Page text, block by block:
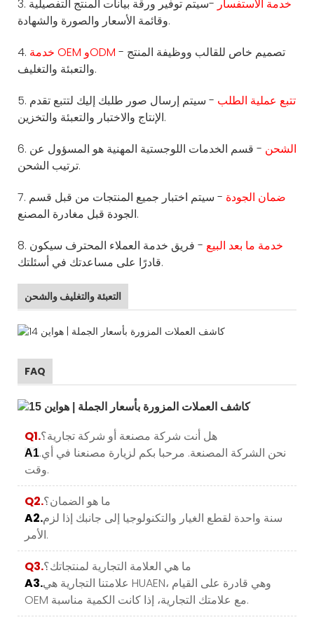
3. خدمة الاستفسار -سيتم توفير ورقة بيانات المنتج التفصيلية
وقائمة الأسعار والصورة والشهادة.
4.
خدمة OEM وODM - تصميم خاص للقالب ووظيفة المنتج
والتعبئة والتغليف.
5.
تتبع عملية الطلب - سيتم إرسال صور طلبك إليك لتتبع تقدم
الإنتاج والاختبار والتعبئة والتخزين.
6.
الشحن - قسم الخدمات اللوجستية المهنية هو المسؤول عن
ترتيب الشحن.
7.
ضمان الجودة - سيتم اختبار جميع المنتجات من قبل قسم
الجودة قبل مغادرة المصنع.
8.
خدمة ما بعد البيع - فريق خدمة العملاء المحترف سيكون
قادرًا على مساعدتك في أسئلتك.
التعبئة والتغليف والشحن
FAQ
Q1.هل أنت شركة مصنعة أو شركة تجارية؟
A1.نحن الشركة المصنعة. مرحبا بكم لزيارة مصنعنا في أي
وقت.
Q2.ما هو الضمان؟
A2.سنة واحدة لقطع الغيار والتكنولوجيا إلى جانبك إذا لزم
الأمر.
Q3.ما هي العلامة التجارية لمنتجاتك؟
A3.علامتنا التجارية هي HUAEN، وهي قادرة على القيام
OEM مع علامتك التجارية، إذا كانت الكمية مناسبة.